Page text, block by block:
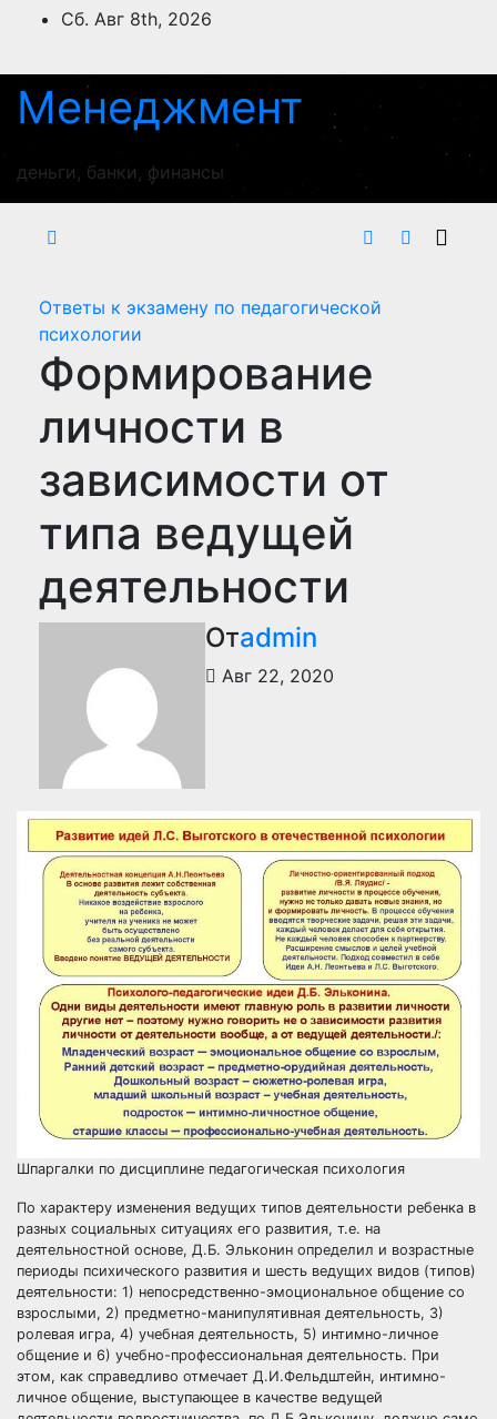
ПерейтиСб. Авг 8th, 2026
Менеджмент
деньги, банки, финансы
Ответы к экзамену по педагогической
психологии
Формирование
личности в
зависимости от
типа ведущей
деятельности
Отadmin
Авг 22, 2020
Шпаргалки по дисциплине педагогическая психология
По характеру изменения ведущих типов деятельности ребенка в
разных социальных ситуациях его развития, т.е. на
деятельностной основе, Д.Б. Эльконин определил и возрастные
периоды психического развития и шесть ведущих видов (типов)
деятельности: 1) непосредственно-эмоциональное общение со
взрослыми, 2) предметно-манипулятивная деятельность, 3)
ролевая игра, 4) учебная деятельность, 5) интимно-личное
общение и 6) учебно-профессиональная деятельность. При
этом, как справедливо отмечает Д.И.Фельдштейн, интимно-
личное общение, выступающее в качестве ведущей